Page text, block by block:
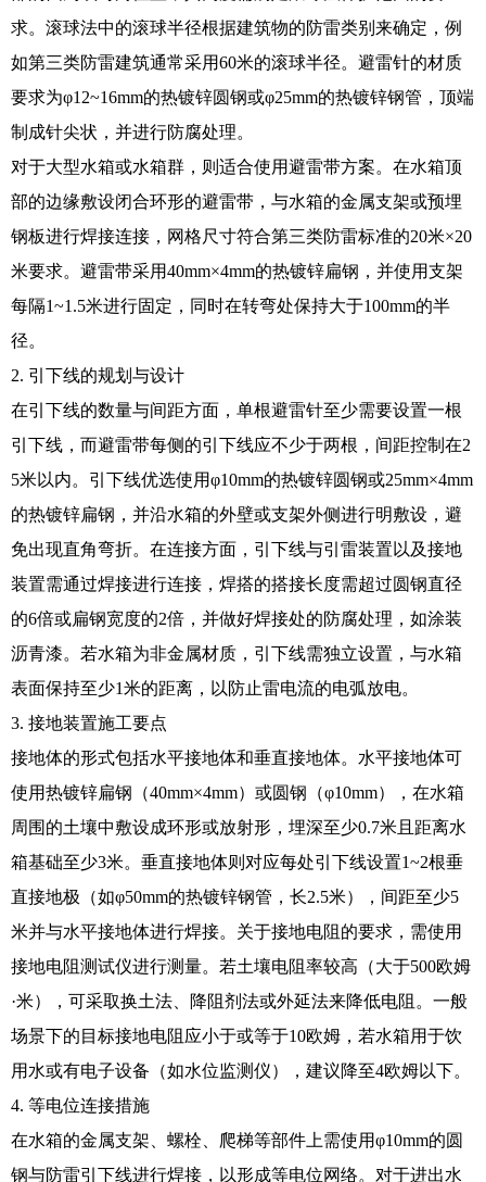
求。滚球法中的滚球半径根据建筑物的防雷类别来确定，例
如第三类防雷建筑通常采用60米的滚球半径。避雷针的材质
要求为φ12~16mm的热镀锌圆钢或φ25mm的热镀锌钢管，顶端
制成针尖状，并进行防腐处理。
对于大型水箱或水箱群，则适合使用避雷带方案。在水箱顶
部的边缘敷设闭合环形的避雷带，与水箱的金属支架或预埋
钢板进行焊接连接，网格尺寸符合第三类防雷标准的20米×20
米要求。避雷带采用40mm×4mm的热镀锌扁钢，并使用支架
每隔1~1.5米进行固定，同时在转弯处保持大于100mm的半
径。
2. 引下线的规划与设计
在引下线的数量与间距方面，单根避雷针至少需要设置一根
引下线，而避雷带每侧的引下线应不少于两根，间距控制在2
5米以内。引下线优选使用φ10mm的热镀锌圆钢或25mm×4mm
的热镀锌扁钢，并沿水箱的外壁或支架外侧进行明敷设，避
免出现直角弯折。在连接方面，引下线与引雷装置以及接地
装置需通过焊接进行连接，焊搭的搭接长度需超过圆钢直径
的6倍或扁钢宽度的2倍，并做好焊接处的防腐处理，如涂装
沥青漆。若水箱为非金属材质，引下线需独立设置，与水箱
表面保持至少1米的距离，以防止雷电流的电弧放电。
3. 接地装置施工要点
接地体的形式包括水平接地体和垂直接地体。水平接地体可
使用热镀锌扁钢（40mm×4mm）或圆钢（φ10mm），在水箱
周围的土壤中敷设成环形或放射形，埋深至少0.7米且距离水
箱基础至少3米。垂直接地体则对应每处引下线设置1~2根垂
直接地极（如φ50mm的热镀锌钢管，长2.5米），间距至少5
米并与水平接地体进行焊接。关于接地电阻的要求，需使用
接地电阻测试仪进行测量。若土壤电阻率较高（大于500欧姆
·米），可采取换土法、降阻剂法或外延法来降低电阻。一般
场景下的目标接地电阻应小于或等于10欧姆，若水箱用于饮
用水或有电子设备（如水位监测仪），建议降至4欧姆以下。
4. 等电位连接措施
在水箱的金属支架、螺栓、爬梯等部件上需使用φ10mm的圆
钢与防雷引下线进行焊接，以形成等电位网络。对于进出水